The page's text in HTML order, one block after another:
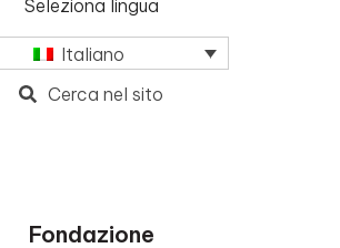
Seleziona lingua
Italiano
Cerca nel sito
Fondazione